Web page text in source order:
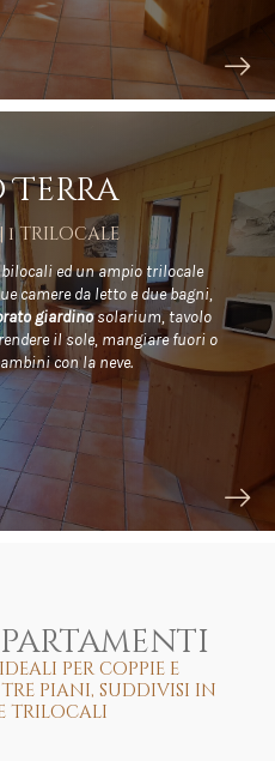
Terra
1 trilocale
ed un ampio trilocale
camere da letto e due bagni,
giardinosolarium, tavolo
il sole, mangiare fuori o
con la neve.
per coppie e
piani, suddivisi in
trilocali